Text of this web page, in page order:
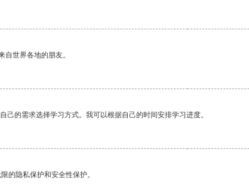
世界各地的朋友。
己的需求选择学习方式。我可以根据自己的时间安排学习进度。
的隐私保护和安全性保护。